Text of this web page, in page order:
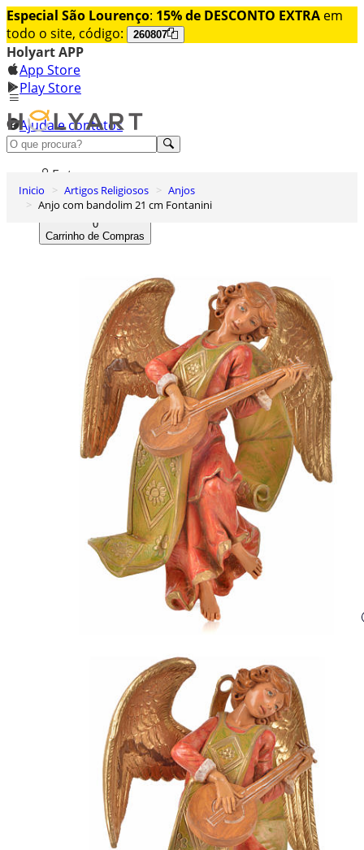
Especial São Lourenço: 15% de DESCONTO EXTRA em
todo o site, código:
260807
Holyart APP
App Store
Play Store
Ajuda e contatos
Conheça premium
Entrar
Lista de Desejos
0
Carrinho de Compras
Inicio Artigos Religiosos
Anjos
Anjo com bandolim 21 cm Fontanini